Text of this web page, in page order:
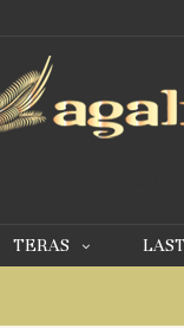
TERAS